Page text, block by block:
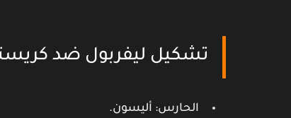
تشكيل ليفربول ضد كريستال بالاس
الحارس: أليسون.